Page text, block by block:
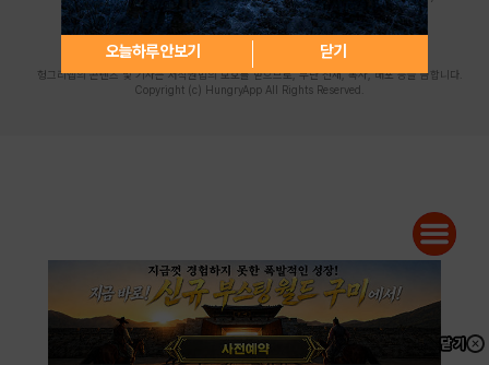
오늘하루 안보기 닫기
청소년보호책임자:김동욱desk@hungryapp.co.kr
등록번호:서울아02322 | 등록일자:2016년4월25일
발행인:(주)스마트나우 송현두 | 편집인:김동욱
헝그리앱의 콘텐츠 및 기사는 저작권법의 보호를 받으므로, 무단 전재, 복사, 배포 등을 금합니다.
Copyright (c) HungryApp All Rights Reserved.